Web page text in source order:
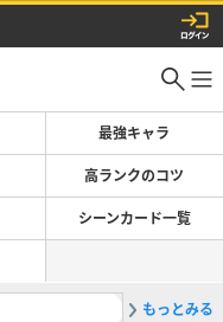
最強キャラ
高ランクのコツ
シーンカード一覧
2最強シ
もっとみる